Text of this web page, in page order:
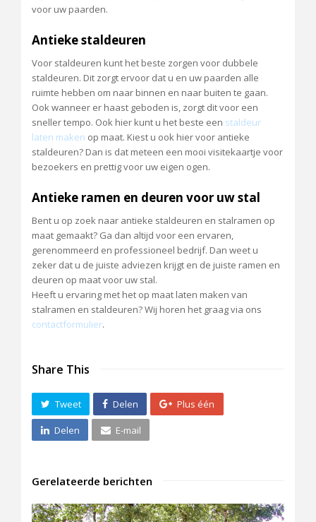
voor uw paarden.
Antieke staldeuren
Voor staldeuren kunt het beste zorgen voor dubbele
staldeuren. Dit zorgt ervoor dat u en uw paarden alle
ruimte hebben om naar binnen en naar buiten te gaan.
Ook wanneer er haast geboden is, zorgt dit voor een
sneller tempo. Ook hier kunt u het beste een staldeur
laten maken op maat. Kiest u ook hier voor antieke
staldeuren? Dan is dat meteen een mooi visitekaartje voor
bezoekers en prettig voor uw eigen ogen.
Antieke ramen en deuren voor uw stal
Bent u op zoek naar antieke staldeuren en stalramen op
maat gemaakt? Ga dan altijd voor een ervaren,
gerenommeerd en professioneel bedrijf. Dan weet u
zeker dat u de juiste adviezen krijgt en de juiste ramen en
deuren op maat voor uw stal.
Heeft u ervaring met het op maat laten maken van
stalramen en staldeuren? Wij horen het graag via ons
contactformulier.
Share This
Tweet Delen Plus één
Delen E-mail
Gerelateerde berichten